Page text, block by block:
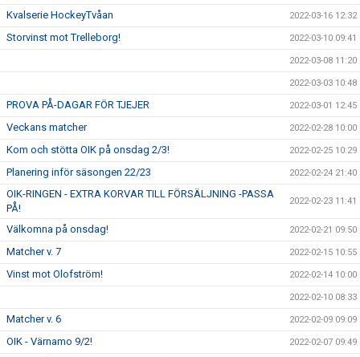
Kvalserie HockeyTvåan 2022-03-16 12:32
Storvinst mot Trelleborg! 2022-03-10 09:41
2022-03-08 11:20
2022-03-03 10:48
PROVA PÅ-DAGAR FÖR TJEJER 2022-03-01 12:45
Veckans matcher 2022-02-28 10:00
Kom och stötta OIK på onsdag 2/3! 2022-02-25 10:29
Planering inför säsongen 22/23 2022-02-24 21:40
OIK-RINGEN - EXTRA KORVAR TILL FÖRSÄLJNING -PASSA
PÅ!
2022-02-23 11:41
Välkomna på onsdag! 2022-02-21 09:50
Matcher v. 7 2022-02-15 10:55
Vinst mot Olofström! 2022-02-14 10:00
2022-02-10 08:33
Matcher v. 6 2022-02-09 09:09
OIK - Värnamo 9/2! 2022-02-07 09:49